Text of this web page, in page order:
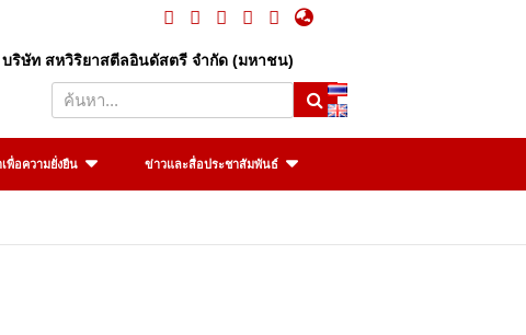
บริษัท สหวิริยาสตีลอินดัสตรี จำกัด (มหาชน)
e
r
h
พื่อความยั่งยืน ข่าวและสื่อประชาสัมพันธ์